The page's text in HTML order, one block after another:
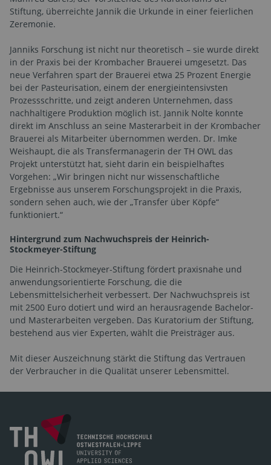
Stiftung, überreichte Jannik die Urkunde in einer feierlichen
Zeremonie.
Janniks Forschung ist nicht nur theoretisch – sie wurde direkt
in der Praxis bei der Krombacher Brauerei umgesetzt. Das
neue Verfahren spart der Brauerei etwa 25 Prozent Energie
bei der Pasteurisation, einem der energieintensivsten
Prozessschritte, und zeigt anderen Unternehmen, dass
nachhaltigere Produktion möglich ist. Jannik Nolte konnte
direkt im Anschluss an seine Masterarbeit in der Krombacher
Brauerei als Mitarbeiter übernommen werden. Dr. Imke
Weishaupt, die als Transfermanagerin der TH OWL das
Projekt unterstützt hat, sieht darin ein beispielhaftes
Vorgehen: „Wir bringen nicht nur wissenschaftliche
Ergebnisse aus unserem Forschungsprojekt in die Praxis,
sondern sehen auch, wie der „Transfer über Köpfe“
funktioniert.“
Hintergrund zum Nachwuchspreis der Heinrich-
Stockmeyer-Stiftung
Die Heinrich-Stockmeyer-Stiftung fördert praxisnahe und
anwendungsorientierte Forschung, die die
Lebensmittelsicherheit verbessert. Der Nachwuchspreis ist
mit 2500 Euro dotiert und wird an herausragende Bachelor-
und Masterarbeiten vergeben. Das Kuratorium der Stiftung,
bestehend aus vier Experten, wählt die Preisträger aus.
Mit dieser Auszeichnung stärkt die Stiftung das Vertrauen
der Verbraucher in die Qualität unserer Lebensmittel.